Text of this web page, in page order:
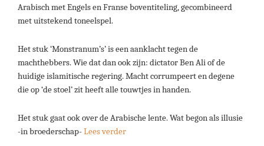
Arabisch met Engels en Franse boventiteling, gecombineerd
met uitstekend toneelspel.
Het stuk ‘Monstranum’s’ is een aanklacht tegen de
machthebbers. Wie dat dan ook zijn: dictator Ben Ali of de
huidige islamitische regering. Macht corrumpeert en degene
die op ‘de stoel’ zit heeft alle touwtjes in handen.
Het stuk gaat ook over de Arabische lente. Wat begon als illusie
-in broederschap-Lees verder